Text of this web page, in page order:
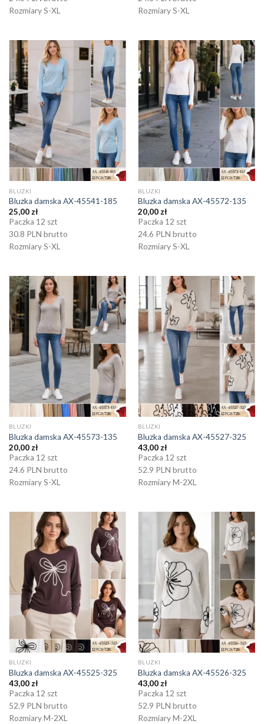
Rozmiary S-XL
Rozmiary S-XL
BLUZKI
Bluzka damska AX-45541-185
25,00zł
Paczka 12 szt
30.8 PLN brutto
Rozmiary S-XL
BLUZKI
Bluzka damska AX-45572-135
20,00zł
Paczka 12 szt
24.6 PLN brutto
Rozmiary S-XL
BLUZKI
Bluzka damska AX-45573-135
20,00 zł
Paczka 12 szt
24.6 PLN brutto
Rozmiary S-XL
BLUZKI
Bluzka damska AX-45527-325
43,00 zł
Paczka 12 szt
52.9 PLN brutto
Rozmiary M-2XL
BLUZKI
Bluzka damska AX-45525-325
43,00 zł
Paczka 12 szt
52.9 PLN brutto
Rozmiary M-2XL
BLUZKI
Bluzka damska AX-45526-325
43,00 zł
Paczka 12 szt
52.9 PLN brutto
Rozmiary M-2XL